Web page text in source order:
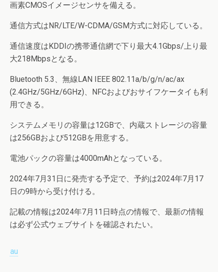
画素CMOSイメージセンサを備える。
通信方式はNR/LTE/W-CDMA/GSM方式に対応している。
通信速度はKDDIの携帯通信網で下り最大4.1Gbps/上り最
大218Mbpsとなる。
Bluetooth 5.3、無線LAN IEEE 802.11a/b/g/n/ac/ax
(2.4GHz/5GHz/6GHz)、NFCおよびおサイフケータイも利
用できる。
システムメモリの容量は12GBで、内蔵ストレージの容量
は256GBおよび512GBを用意する。
電池パックの容量は4000mAhとなっている。
2024年7月31日に発売する予定で、予約は2024年7月17
日の9時から受け付ける。
記載の情報は2024年7月11日時点の情報で、最新の情報
は必ず公式ウェブサイトを確認されたい。
au